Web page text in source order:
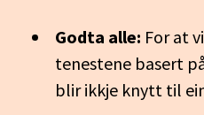
Godta alle: For at
tenestene basert
blir ikkje knytt til